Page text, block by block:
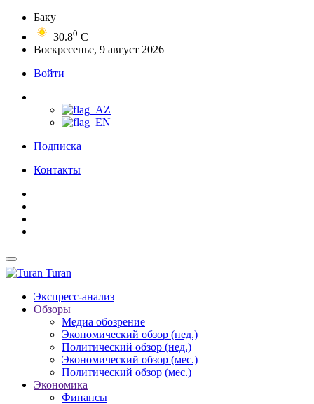
Баку
30.80 C
Воскресенье, 9 август 2026
Войти
Подписка
Контакты
Turan
Экспресс-анализ
Обзоры
Медиа обозрение
Экономический обзор (нед.)
Политический обзор (нед.)
Экономический обзор (мес.)
Политический обзор (мес.)
Экономика
Финансы